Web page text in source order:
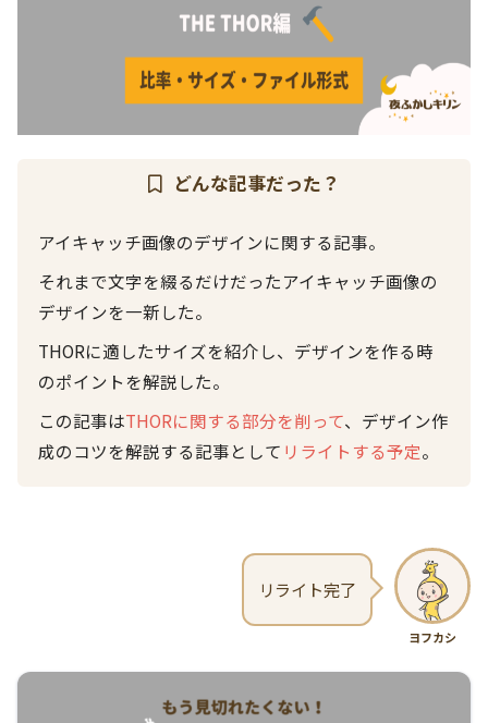
どんな記事だった？
アイキャッチ画像のデザインに関する記事。
それまで文字を綴るだけだったアイキャッチ画像の
デザインを一新した。
THORに適したサイズを紹介し、デザインを作る時
のポイントを解説した。
この記事はTHORに関する部分を削って、デザイン作
成のコツを解説する記事として リライトする予定。
ヨフカシ
リライト完了